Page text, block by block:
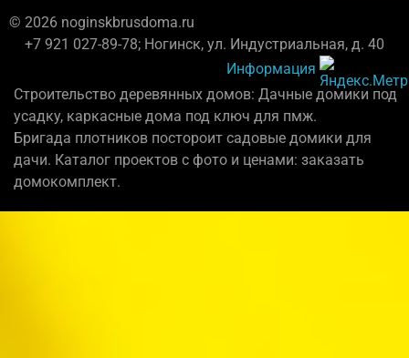
© 2026 noginskbrusdoma.ru
+7 921 027-89-78; Ногинск, ул. Индустриальная, д. 40
Информация
Строительство деревянных домов: Дачные домики под
усадку, каркасные дома под ключ для пмж.
Бригада плотников постороит садовые домики для
дачи. Каталог проектов с фото и ценами: заказать
домокомплект.